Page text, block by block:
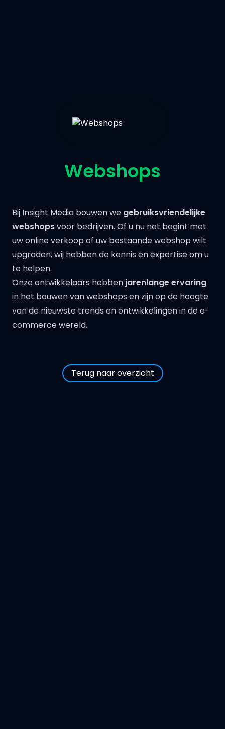
Webshops
Bij Insight Media bouwen we gebruiksvriendelijke
webshopsvoor bedrijven. Of u nu net begint met
uw online verkoop of uw bestaande webshop wilt
upgraden, wij hebben de kennis en expertise om u
te helpen.
Onze ontwikkelaars hebben jarenlange ervaring
in het bouwen van webshops en zijn op de hoogte
van de nieuwste trends en ontwikkelingen in de e-
commerce wereld.
Terug naar overzicht